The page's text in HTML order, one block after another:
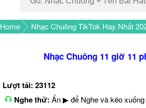
Home Nhạc Chuông TikTok Hay Nhất
Nhạc Chuông 11 giờ 11
Lượt tải: 23112
Nghe thử: Ấn ▶ để Nghe và kéo